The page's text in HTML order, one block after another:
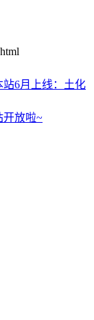
站6月上线：土化
开放啦~